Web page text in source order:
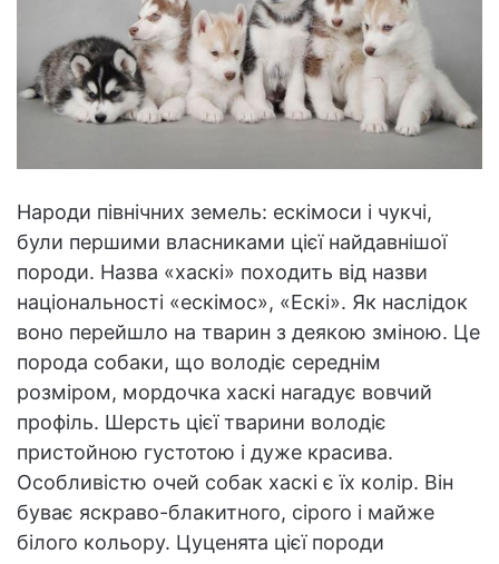
Народи північних земель: ескімоси і чукчі,
були першими власниками цієї найдавнішої
породи. Назва «хаскі» походить від назви
національності «ескімос», «Ескі». Як наслідок
воно перейшло на тварин з деякою зміною. Це
порода собаки, що володіє середнім
розміром, мордочка хаскі нагадує вовчий
профіль. Шерсть цієї тварини володіє
пристойною густотою і дуже красива.
Особливістю очей собак хаскі є їх колір. Він
буває яскраво-блакитного, сірого і майже
білого кольору. Цуценята цієї породи